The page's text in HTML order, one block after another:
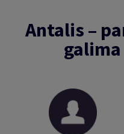
Antalis –